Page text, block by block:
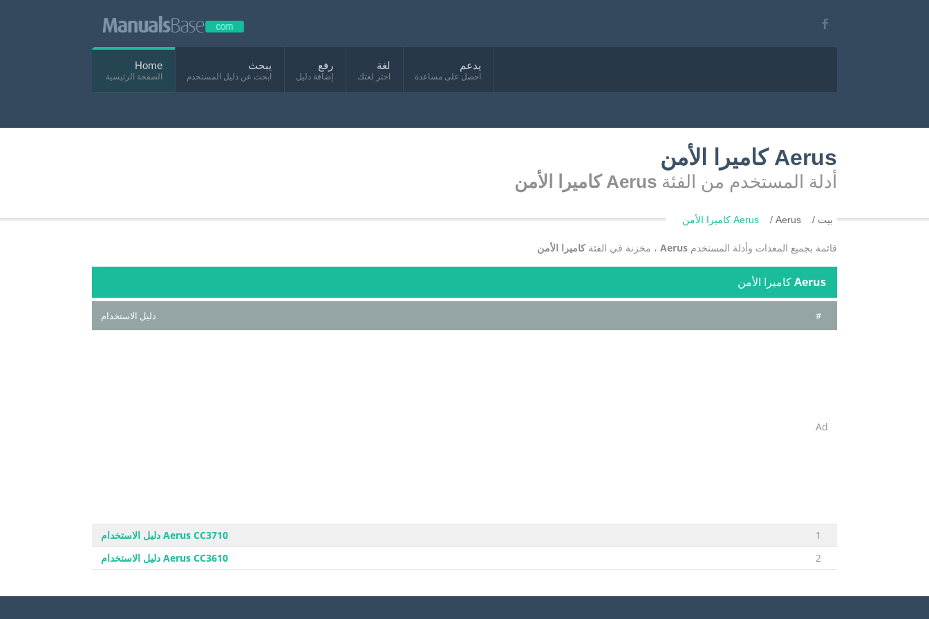
Home
الصفحة الرئيسية
يبحث
ابحث عن دليل المستخدم
رفع
إضافة دليل
لغة
اختر لغتك
يدعم
احصل على مساعدة
Aerus كاميرا الأمن
أدلة المستخدم من الفئة Aerus كاميرا الأمن
بيت Aerus Aerus كاميرا الأمن
قائمة بجميع المعدات وأدلة المستخدم Aerus ، مخزنة في الفئةكاميرا الأمن
Aerusكاميرا الأمن
# دليل الاستخدام
Ad
1
Aerus CC3710 دليل الاستخدام
2
Aerus CC3610 دليل الاستخدام